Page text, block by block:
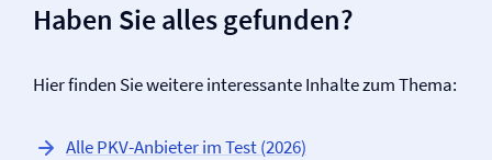
Haben Sie alles gefunden?
Hier finden Sie weitere interessante Inhalte zum Thema:
Alle PKV-Anbieter im Test (2026)